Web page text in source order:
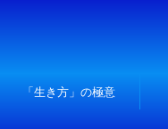
「生き方」の極意